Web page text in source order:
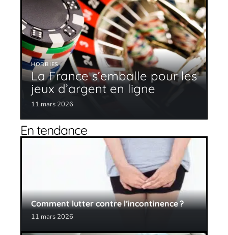
HOBBIES
La France s’emballe pour les
jeux d’argent en ligne
11 mars 2026
En tendance
Comment lutter contre l’incontinence ?
11 mars 2026